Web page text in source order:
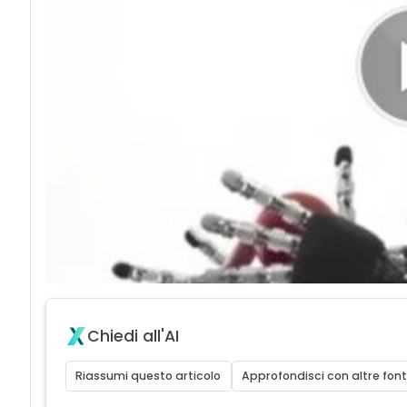
Chiedi all'AI
Riassumi questo articolo Approfondisci con altre